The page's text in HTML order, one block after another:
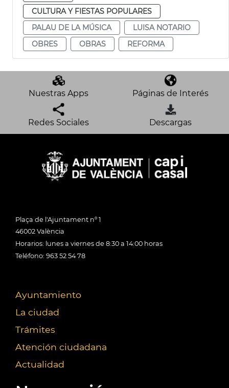
CULTURA Y FIESTAS POPULARES
PALAU DE LA MÚSICA
LUISA NOTARIO
OBRES
OBRAS REFORMA
Nuestras Apps Páginas de Interés
Redes Sociales Descargas
Plaça de l'Ajuntament nº 1
46002 València
Horarios: lunes a viernes de 8:30 a 14:00 horas
Teléfono: 963 52 54 78
Ayuntamiento
La ciudad
Trámites
Atención ciudadana
Actualidad